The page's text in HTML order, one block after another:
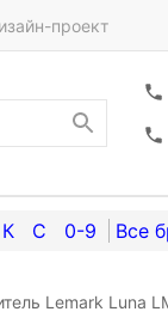
проект
К С 0-9
Lemark Luna